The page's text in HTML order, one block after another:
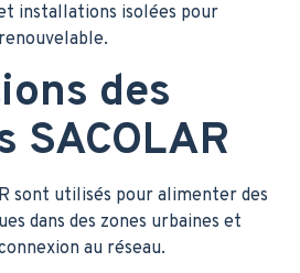
installations isolées pour
des
SACOLAR
sont utilisés pour alimenter des
dans des zones urbaines et
au réseau.